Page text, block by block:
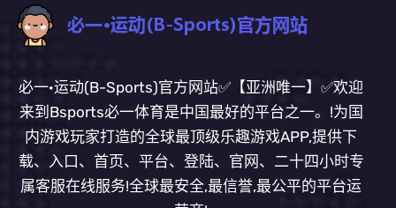
必一·运动(B-Sports)官方网站✅【亚洲唯一】✅欢迎
来到Bsports必一体育是中国最好的平台之一。!为国
内游戏玩家打造的全球最顶级乐趣游戏APP,提供下
载、入口、首页、平台、登陆、官网、二十四小时专
属客服在线服务!全球最安全,最信誉,最公平的平台运